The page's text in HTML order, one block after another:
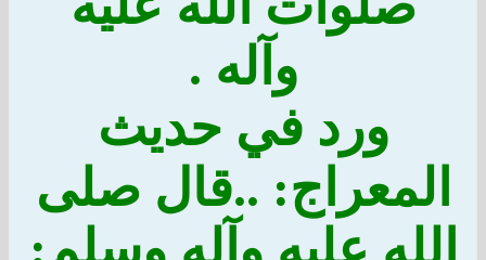
وآله .
ورد في حديث
المعراج: ..قال صلى